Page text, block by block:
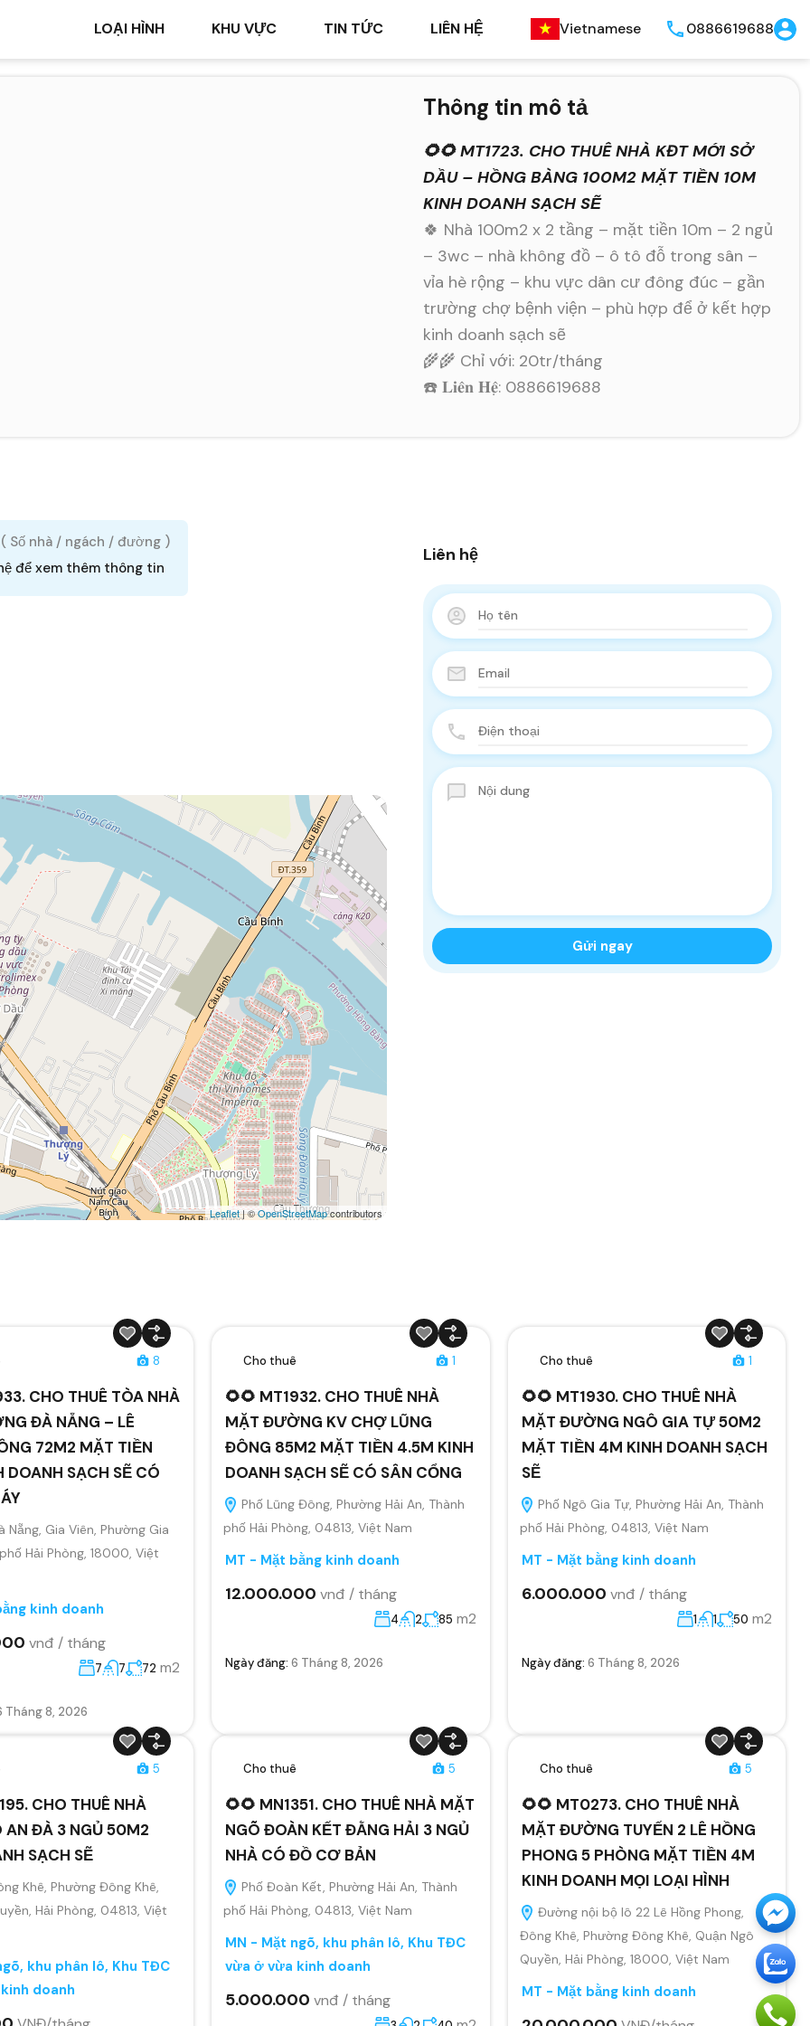
LOẠI HÌNH KHU VỰC TIN TỨC LIÊN HỆ Vietnamese 0886619688
Thông tin mô tả
🌻🌻 MT1723. CHO THUÊ NHÀ KĐT MỚI SỞ
DẦU – HỒNG BÀNG 100M2 MẶT TIỀN 10M
KINH DOANH SẠCH SẼ
🍀 Nhà 100m2 x 2 tầng – mặt tiền 10m – 2 ngủ
– 3wc – nhà không đồ – ô tô đỗ trong sân –
vỉa hè rộng – khu vực dân cư đông đúc – gần
trường chợ bệnh viện – phù hợp để ở kết hợp
kinh doanh sạch sẽ
🌾🌾 Chỉ với: 20tr/tháng
☎️ 𝐋𝐢𝐞̂𝐧 𝐇𝐞̣̂: 0886619688
Số nhà / ngách / đường )
để xem thêm thông tin
Leaflet| ©OpenStreetMapcontributors
Liên hệ
8
CHO THUÊ TÒA NHÀ
ĐÀ NẴNG – LÊ
72M2 MẶT TIỀN
DOANH SẠCH SẼ CÓ
Gia Viên, Phường Gia
Hải Phòng, 18000, Việt
kinh doanh
vnđ / tháng
7 7 72 m2
Tháng 8, 2026
Cho thuê 1
🌻🌻 MT1932. CHO THUÊ NHÀ
MẶT ĐƯỜNG KV CHỢ LŨNG
ĐÔNG 85M2 MẶT TIỀN 4.5M KINH
DOANH SẠCH SẼ CÓ SÂN CỔNG
Phố Lũng Đông, Phường Hải An, Thành
phố Hải Phòng, 04813, Việt Nam
MT - Mặt bằng kinh doanh
12.000.000 vnđ / tháng
4 2 85 m2
Ngày đăng: 6 Tháng 8, 2026
Cho thuê 1
🌻🌻 MT1930. CHO THUÊ NHÀ
MẶT ĐƯỜNG NGÔ GIA TỰ 50M2
MẶT TIỀN 4M KINH DOANH SẠCH
SẼ
Phố Ngô Gia Tự, Phường Hải An, Thành
phố Hải Phòng, 04813, Việt Nam
MT - Mặt bằng kinh doanh
6.000.000 vnđ / tháng
1 1 50 m2
Ngày đăng: 6 Tháng 8, 2026
5
CHO THUÊ NHÀ
AN ĐÀ 3 NGỦ 50M2
SẠCH SẼ
Khê, Phường Đông Khê,
Hải Phòng, 04813, Việt
khu phân lô, Khu TĐC
doanh
Cho thuê 5
🌻🌻 MN1351. CHO THUÊ NHÀ MẶT
NGÕ ĐOÀN KẾT ĐẰNG HẢI 3 NGỦ
NHÀ CÓ ĐỒ CƠ BẢN
Phố Đoàn Kết, Phường Hải An, Thành
phố Hải Phòng, 04813, Việt Nam
MN - Mặt ngõ, khu phân lô, Khu TĐC
vừa ở vừa kinh doanh
5.000.000 vnđ / tháng
Cho thuê 5
🌻🌻 MT0273. CHO THUÊ NHÀ
MẶT ĐƯỜNG TUYẾN 2 LÊ HỒNG
PHONG 5 PHÒNG MẶT TIỀN 4M
KINH DOANH MỌI LOẠI HÌNH
Đường nội bộ lô 22 Lê Hồng Phong,
Đông Khê, Phường Đông Khê, Quận Ngô
Quyền, Hải Phòng, 18000, Việt Nam
MT - Mặt bằng kinh doanh